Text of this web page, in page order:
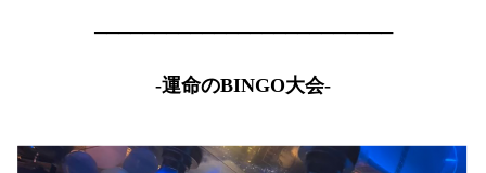
─────────────────────────
-運命のBINGO大会-